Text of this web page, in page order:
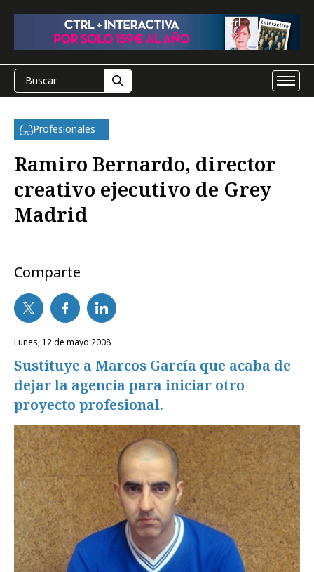
Profesionales
Ramiro Bernardo, director
creativo ejecutivo de Grey
Madrid
Comparte
lunes, 12 de mayo 2008
Sustituye a Marcos García que acaba de
dejar la agencia para iniciar otro
proyecto profesional.